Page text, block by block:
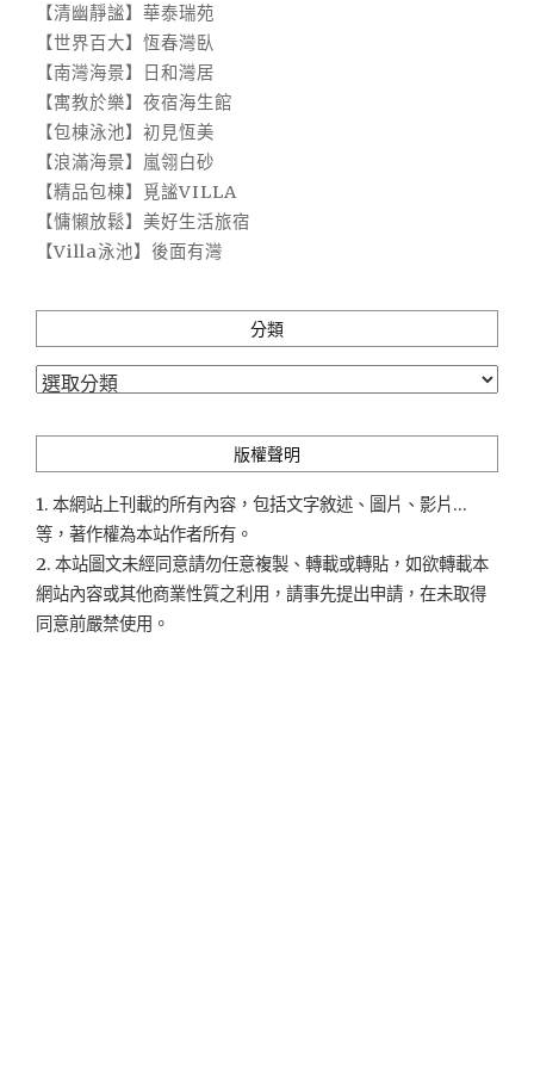
【清幽靜謐】華泰瑞苑
【世界百大】恆春灣臥
【南灣海景】日和灣居
【寓教於樂】夜宿海生館
【包棟泳池】初見恆美
【浪滿海景】嵐翎白砂
【精品包棟】覓謐VILLA
【慵懶放鬆】美好生活旅宿
【Villa泳池】後面有灣
分類
分
版權聲明
1. 本網站上刊載的所有內容，包括文字敘述、圖片、影片...
等，著作權為本站作者所有。
2. 本站圖文未經同意請勿任意複製、轉載或轉貼，如欲轉載本
網站內容或其他商業性質之利用，請事先提出申請，在未取得
同意前嚴禁使用。